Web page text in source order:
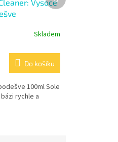
Vysoce
Skladem
Do košíku
100ml Sole
rychle a
produkt